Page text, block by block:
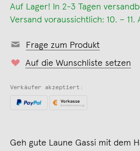
Auf Lager! In 2-3 Tagen
Versand voraussichtlich: 10. – 11.
Frage zum Produkt
Auf die Wunschliste setzen
Verkäufer akzeptiert:
Geh gute Laune Gassi mit dem